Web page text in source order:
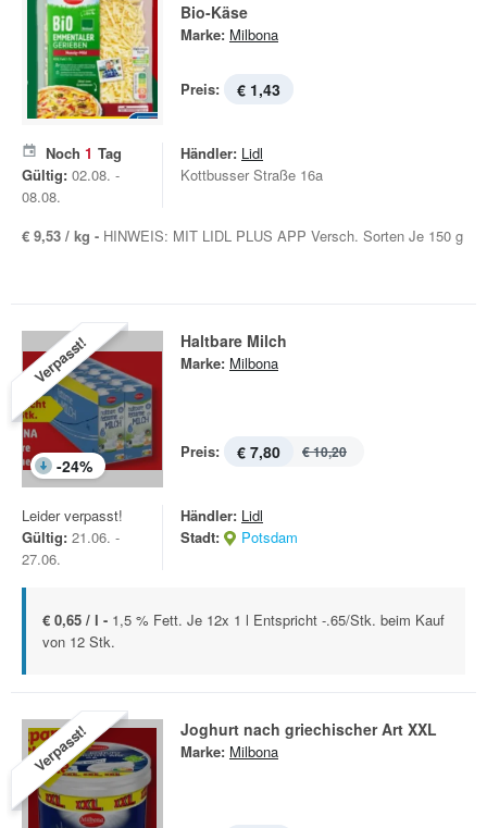
Bio-Käse
Marke: Milbona
Preis: € 1,43
Noch 1 Tag
Gültig: 02.08. -
08.08.
Händler: Lidl
Kottbusser Straße 16a
€ 9,53 / kg - HINWEIS: MIT LIDL PLUS APP Versch. Sorten Je 150 g
Verpasst!
-24%
Haltbare Milch
Marke: Milbona
Preis: € 7,80 € 10,20
Leider verpasst!
Gültig: 21.06. -
27.06.
Händler: Lidl
Stadt:
Potsdam
€ 0,65 / l - 1,5 % Fett. Je 12x 1 l Entspricht -.65/Stk. beim Kauf
von 12 Stk.
Verpasst! Joghurt nach griechischer Art XXL
Marke: Milbona